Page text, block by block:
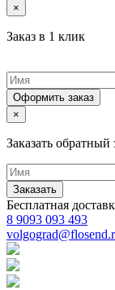
×
Заказ в 1 клик
Оформить заказ
×
Заказать обратный
Заказать
Бесплатная
8 9093 093 493